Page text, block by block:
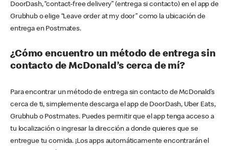
DoorDash, “contact-free delivery” (entrega si contacto) en el app de
Grubhub o elige “Leave order at my door” como la ubicación de
entrega en Postmates.
¿Cómo encuentro un método de entrega sin
contacto de McDonald’s cerca de mí?
Para encontrar un método de entrega sin contacto de McDonald’s
cerca de ti, simplemente descarga el app de DoorDash, Uber Eats,
Grubhub o Postmates. Puedes permitir que el app tenga acceso a
tu localización o ingresar la dirección a donde quieres que se
entregue tu comida. ¡Los apps automáticamente encontrarán el